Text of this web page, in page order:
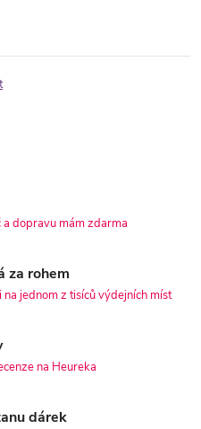
dopravu mám zdarma
za rohem
jednom z tisíců výdejních míst
na Heureka
dárek